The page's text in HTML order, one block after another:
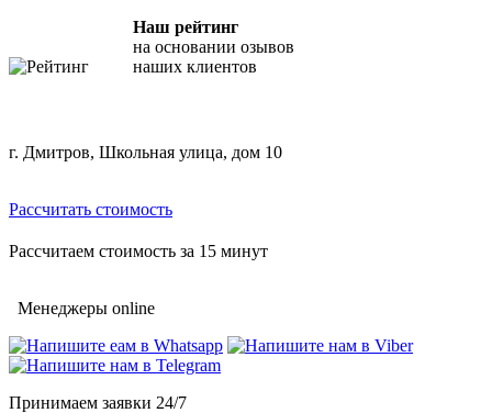
Наш рейтинг
на основании озывов
наших клиентов
г. Дмитров, Школьная улица, дом 10
Рассчитать стоимость
Рассчитаем стоимость за 15 минут
Менеджеры online
Принимаем заявки 24/7